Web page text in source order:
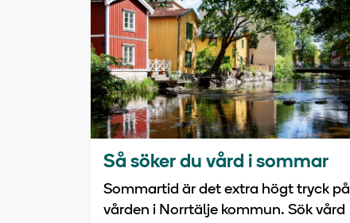
Så söker du vård i sommar
Sommartid är det extra högt tryck på
vården i Norrtälje kommun. Sök vård